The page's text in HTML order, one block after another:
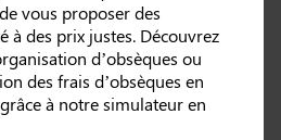
vous proposer des
à des prix justes. Découvrez
d’obsèques ou
des frais d’obsèques en
à notre simulateur en